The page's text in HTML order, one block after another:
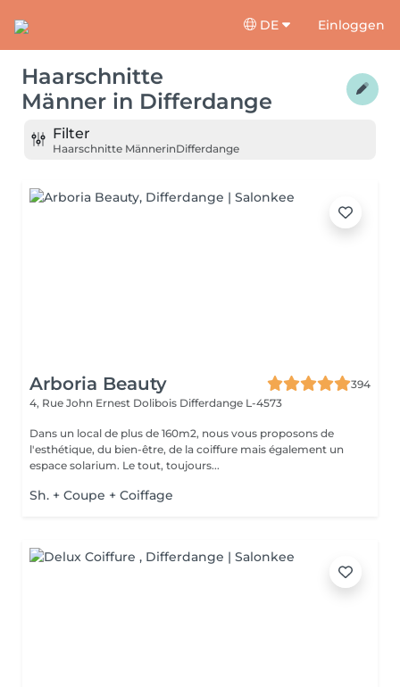
DE Einloggen
Haarschnitte
Männer in Differdange
Filter
Haarschnitte MännerinDifferdange
Arboria Beauty
394
4, Rue John Ernest Dolibois Differdange L-4573
Dans un local de plus de 160m2, nous vous proposons de
l'esthétique, du bien-être, de la coiffure mais également un
espace solarium. Le tout, toujours...
Sh. + Coupe + Coiffage